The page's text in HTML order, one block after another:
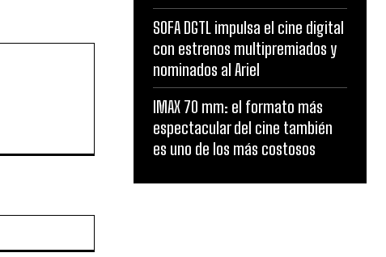
SOFA DGTL impulsa el cine digital
con estrenos multipremiados y
nominados al Ariel
IMAX 70 mm: el formato más
espectacular del cine también
es uno de los más costosos